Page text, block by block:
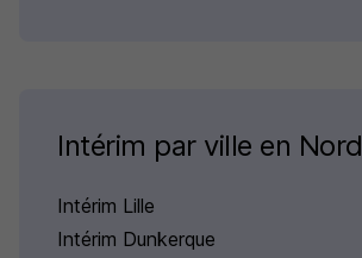
Intérim par ville en Nord
Intérim Lille
Intérim Dunkerque